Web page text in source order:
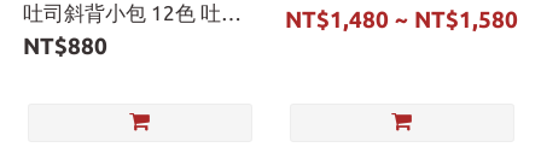
吐司斜背小包 12色 吐司
土司
NT$880
NT$1,480 ~ NT$1,580